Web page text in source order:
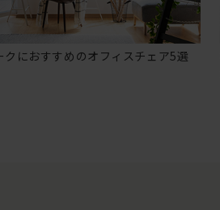
クにおすすめのオフィスチェア5選